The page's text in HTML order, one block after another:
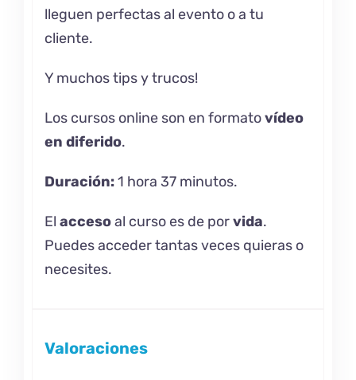
lleguen perfectas al evento o a tu
cliente.
Y muchos tips y trucos!
Los cursos online son en formatovídeo
en diferido.
Duración:1 hora 37 minutos.
El accesoal curso es de porvida.
Puedes acceder tantas veces quieras o
necesites.
Valoraciones